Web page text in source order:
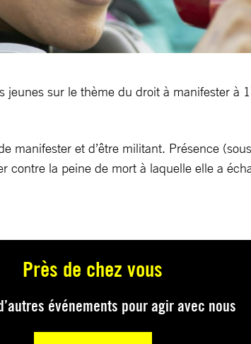
jeunes sur le thème du droit à manifester à
manifester et d’être militant. Présence
contre la peine de mort à laquelle elle a
Près de chez vous
événements pour agir avec nous